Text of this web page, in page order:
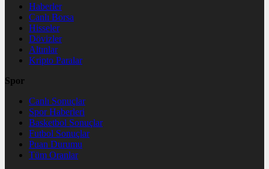
Haberler
Canlı Borsa
Hisseler
Dövizler
Altınlar
Kripto Paralar
Spor
Canlı Sonuçlar
Spor Haberleri
Basketbol Sonuçlar
Futbol Sonuçlar
Puan Durumu
Tüm Oranlar